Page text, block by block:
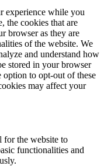
experience while you
the cookies that are
browser as they are
of the website. We
and understand how
stored in your browser
to opt-out of these
may affect your
for the website to
functionalities and